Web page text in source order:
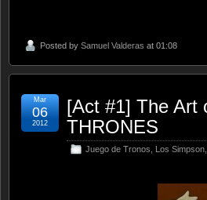
Posted by Samuel Valderas at 01:08
[Act #1] The Art
THRONES
Juego de Tronos Los Simpson
Mar
06
2012